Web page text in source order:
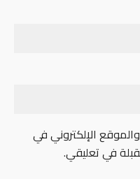
الإلكتروني في
في تعليقي.